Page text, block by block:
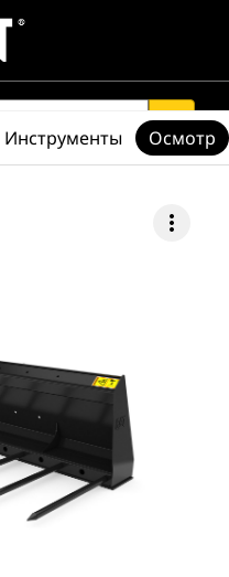
search
more_vert
Инструменты Осмотр